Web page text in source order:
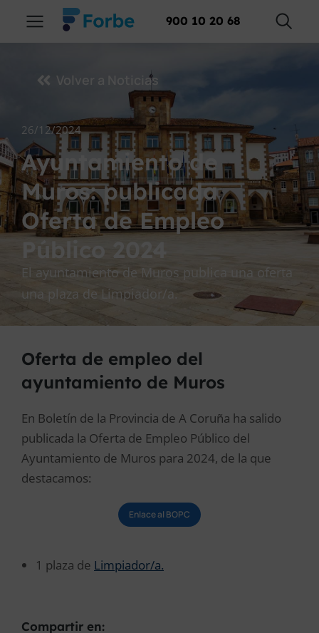
900 10 20 68
Volver a Noticias
26/12/2024
Ayuntamiento de
Muros: publicada
Oferta de Empleo
Público 2024
El ayuntamiento de Muros publica una oferta
una plaza de Limpiador/a.
Oferta de empleo del
ayuntamiento de Muros
En Boletín de la Provincia de A Coruña ha salido
publicada la Oferta de Empleo Público del
Ayuntamiento de Muros para 2024, de la que
destacamos:
Enlace al BOPC
1 plaza de Limpiador/a.
Compartir en: